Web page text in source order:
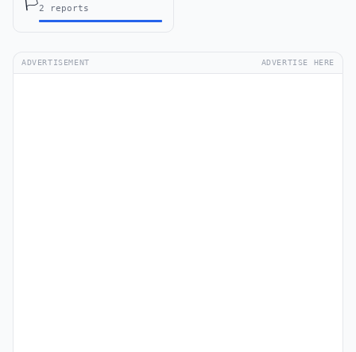
🏳️2 reports
ADVERTISEMENT ADVERTISE HERE